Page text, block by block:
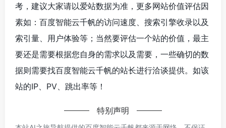
考，建议大家请以爱站数据为准，更多网站价值评估因
素如：百度智能云千帆的访问速度、搜索引擎收录以及
索引量、用户体验等；当然要评估一个站的价值，最主
要还是需要根据您自身的需求以及需要，一些确切的数
据则需要找百度智能云千帆的站长进行洽谈提供。如该
站的IP、PV、跳出率等！
特别声明